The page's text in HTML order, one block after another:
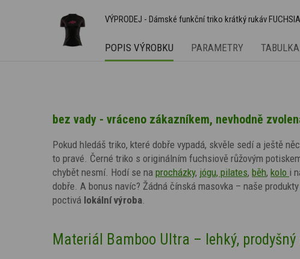
VÝPRODEJ - Dámské funkční triko krátký rukáv
POPIS VÝROBKU PARAMETRY
bez vady - vráceno zákazníkem, nevhodně
Pokud hledáš triko, které dobře vypadá, skvěle sedí a ještě
to pravé. Černé triko s originálním fuchsiově růžovým
chybět nesmí. Hodí se na procházky, jógu, pilates, běh, kolo i
dobře. A bonus navíc? Žádná čínská masovka – naše produkty
poctivá lokální výroba.
Materiál Bamboo Ultra – lehký,